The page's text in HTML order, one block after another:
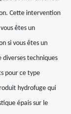
Cette intervention
êtes un
si vous êtes un
techniques
pour ce type
hydrofuge qui
épais sur le